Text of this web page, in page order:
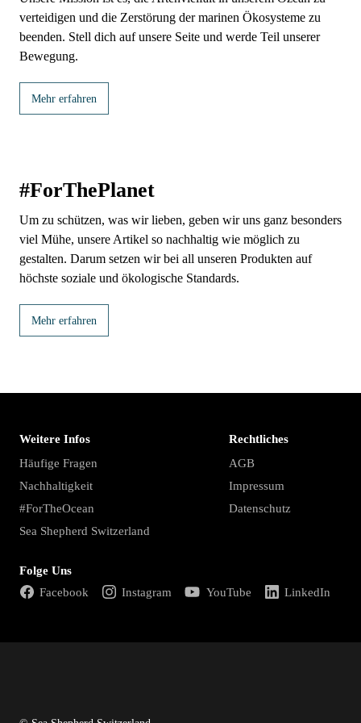
verteidigen und die Zerstörung der marinen Ökosysteme zu
beenden. Stell dich auf unsere Seite und werde Teil unserer
Bewegung.
Mehr erfahren
#ForThePlanet
Um zu schützen, was wir lieben, geben wir uns ganz besonders
viel Mühe, unsere Artikel so nachhaltig wie möglich zu
gestalten. Darum setzen wir bei all unseren Produkten auf
höchste soziale und ökologische Standards.
Mehr erfahren
Weitere Infos
Häufige Fragen
Nachhaltigkeit
#ForTheOcean
Sea Shepherd Switzerland
Rechtliches
AGB
Impressum
Datenschutz
Folge Uns
Facebook
Instagram YouTube LinkedIn